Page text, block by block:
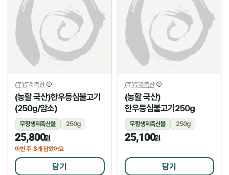
(주)두레축산
(농할 국산)한우등심불고기
(250g/암소)
무항생제축산물
250g
냉장
25,800원
이번 주 3개 담았어요
담기
(주)두레축산
(농할 국산)
한우등심불고기250g
무항생제축산물
250g
냉장
25,100원
담기